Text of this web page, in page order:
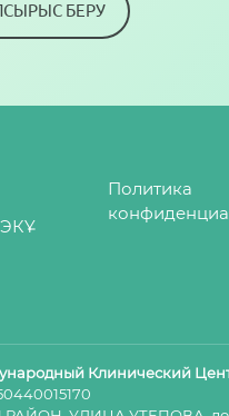
БЕРУ
Политика
Клинический